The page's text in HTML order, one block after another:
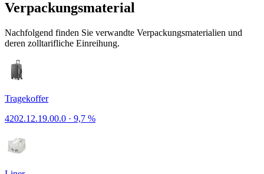
Verpackungsmaterial
Nachfolgend finden Sie verwandte Verpackungsmaterialien und
deren zolltarifliche Einreihung.
Tragekoffer
4202.12.19.00.0 · 9,7 %